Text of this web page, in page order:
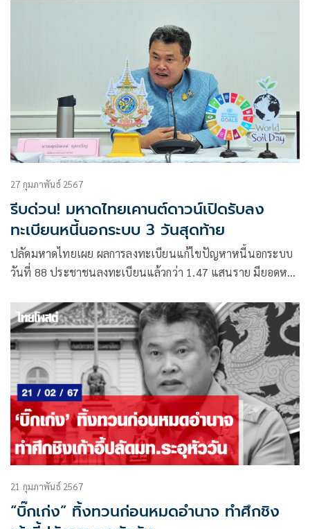
27 กุมภาพันธ์ 2567
รีบด่วน! มหาดไทยเคานต์ดาวน์เปิดรับลง
ทะเบียนหนี้นอกระบบ 3 วันสุดท้าย
ปลัดมหาดไทยเผย ผลการลงทะเบียนแก้ไขปัญหาหนี้นอกระบบ
วันที่ 88 ประชาชนลงทะเบียนแล้วกว่า 1.47 แสนราย มียอดหนี้
ราย มูลหนี้ลดลง 737 ล้านบาท เน้นย้ำ ทุกพื้นที่เร่ง
ประชาสัมพันธ์ช่วงสุดท้าย พร้อมเร่งดำเนินกระบวนการไกล่เกลี่ย
ให้ครบ 100% ตามเป้าหมาย โดยจะปิดรับลงทะเบียน 29 ก.พ.
67 นี้
21 กุมภาพันธ์ 2567
“บิ๊กเก่ง” ทิ้งทวนก่อนหมดอำนาจ ทำศึกชิง